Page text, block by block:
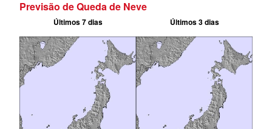
Previsão de Queda de Neve
Últimos 7 dias Últimos 3 dias